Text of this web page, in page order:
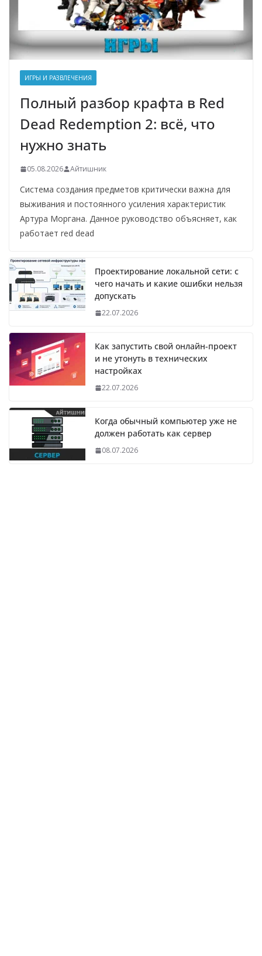
ИГРЫ И РАЗВЛЕЧЕНИЯ
Полный разбор крафта в Red
Dead Redemption 2: всё, что
нужно знать
05.08.2026 Айтишник
Система создания предметов критически важна для
выживания и постоянного усиления характеристик
Артура Моргана. Данное руководство объясняет, как
работает red dead
Проектирование локальной сети: с
чего начать и какие ошибки нельзя
допускать
22.07.2026
Как запустить свой онлайн-проект
и не утонуть в технических
настройках
22.07.2026
Когда обычный компьютер уже не
должен работать как сервер
08.07.2026